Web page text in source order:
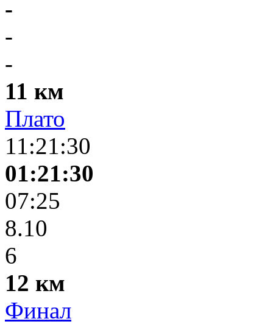
-
-
-
11 км
Плато
11:21:30
01:21:30
07:25
8.10
6
12 км
Финал